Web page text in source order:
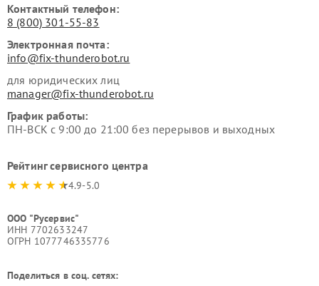
Контактный телефон:
8 (800) 301-55-83
Электронная почта:
info@fix-thunderobot.ru
для юридических лиц
manager@fix-thunderobot.ru
График работы:
ПН-ВСК с 9:00 до 21:00 без перерывов и выходных
Рейтинг сервисного центра
4.9-5.0
ООО "Русервис"
ИНН 7702633247
ОГРН 1077746335776
Поделиться в соц. сетях: